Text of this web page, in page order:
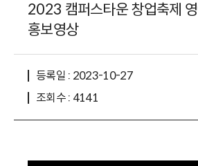
2023 캠퍼스타운 창업축제
홍보영상
등록일 : 2023-10-27
조회수 : 4141